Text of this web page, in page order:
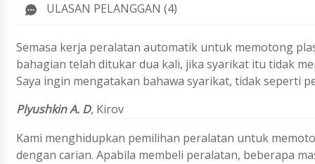
ULASAN PELANGGAN (4)
Semasa kerja peralatan automatik untuk memotong
bahagian telah ditukar dua kali, jika syarikat itu tidak
Saya ingin mengatakan bahawa syarikat, tidak seperti
Plyushkin A. D, Kirov
Kami menghidupkan pemilihan peralatan untuk
dengan carian. Apabila membeli peralatan, beberapa